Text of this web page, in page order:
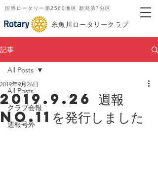
​糸魚川ロータリークラブ
国際ロータリー第2560地区 新潟第7分区
記事
All Posts
クラブ会報
週報号外
All Posts
2019.9.26 週報
No.11を発行しました
2019年9月26日